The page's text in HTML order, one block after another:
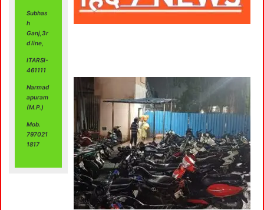
Subhas
h
Ganj,3r
d line,
ITARSI-
461111
Narmad
apuram
(M.P.)
Mob.
797021
1817